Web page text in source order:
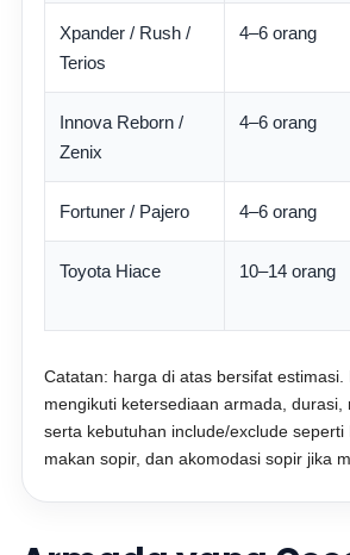
Xpander / Rush /
Terios
4–6 orang
Innova Reborn /
Zenix
4–6 orang
Fortuner / Pajero 4–6 orang
Toyota Hiace 10–14 orang
Catatan: harga di atas bersifat estimasi.
mengikuti ketersediaan armada, durasi,
serta kebutuhan include/exclude seperti
makan sopir, dan akomodasi sopir jika